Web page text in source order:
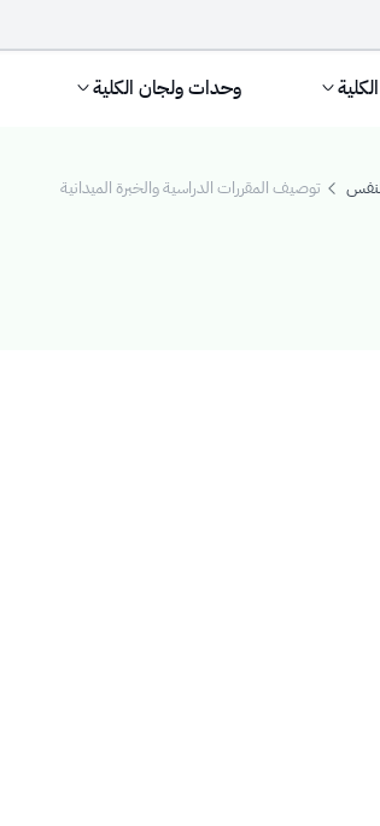
وحدات ولجان الكلية
توصيف المقررات الدراسية والخبرة الميدانية
والخبرة